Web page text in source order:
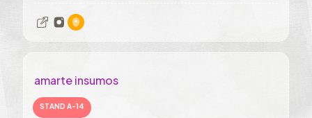
amarte insumos
STAND A-14